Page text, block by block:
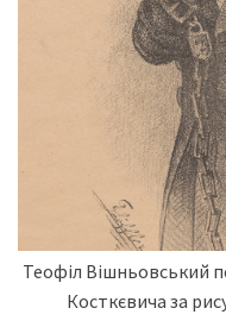
Теофіл Вішньовський
Косткєвича за